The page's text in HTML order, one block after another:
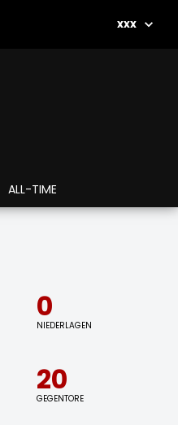
xxx
ALL-TIME
0
NIEDERLAGEN
20
GEGENTORE